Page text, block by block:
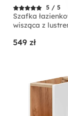
5 / 5
Szafka
wisząca z
549 zł